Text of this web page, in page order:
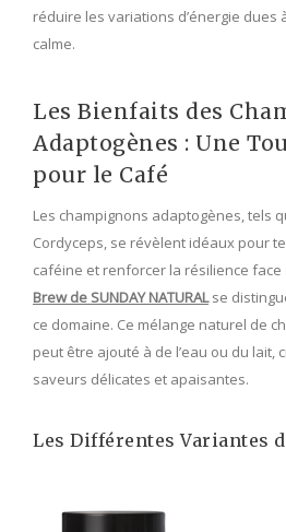
réduire les variations d’énergie dues
calme.
Les Bienfaits des
Adaptogènes : Une
pour le Café
Les champignons adaptogènes, tels
Cordyceps, se révèlent idéaux pour
caféine et renforcer la résilience face
Brew de SUNDAY NATURALse
ce domaine. Ce mélange naturel de
peut être ajouté à de l’eau ou du lait,
saveurs délicates et apaisantes.
Les Différentes Variantes